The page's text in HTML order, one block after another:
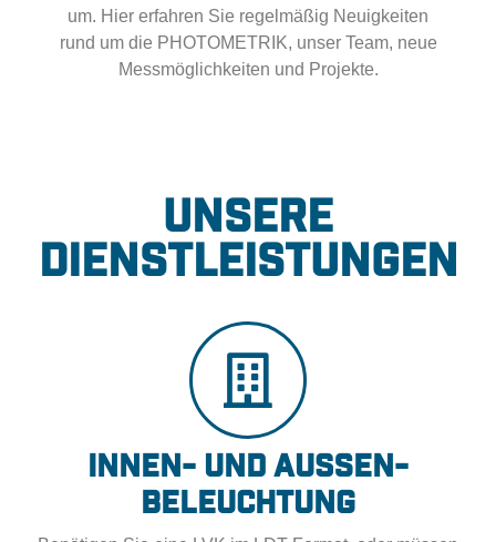
um. Hier erfahren Sie regelmäßig Neuigkeiten
rund um die PHOTOMETRIK, unser Team, neue
Messmöglichkeiten und Projekte.
unsere
Dienstleistungen
Innen- und Außen-
beleuchtung